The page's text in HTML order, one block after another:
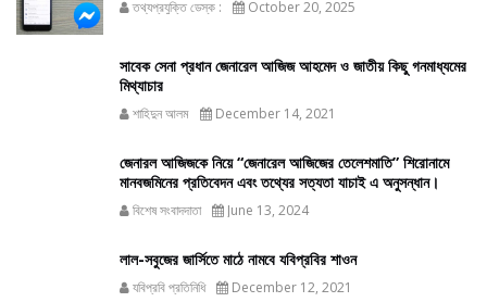
তথ্যপ্রযুক্তি ডেস্ক : October 20, 2025
সাবেক সেনা প্রধান জেনারেল আজিজ আহমেদ ও জাতীয় কিছু গনমাধ্যমের
মিথ্যাচার
শাহিদুন আলম December 14, 2021
জেনারল আজিজকে নিয়ে “জেনারেল আজিজের তেলেশমাতি” শিরোনামে
মানবজমিনের প্রতিবেদন এবং তথ্যের সত্যতা যাচাই এ অনুসন্ধান।
বিশেষ সংবাদদাতা June 13, 2024
লাল-সবুজের জার্সিতে মাঠে নামবে যবিপ্রবির শাওন
যবিপ্রবি প্রতিনিধি December 12, 2021